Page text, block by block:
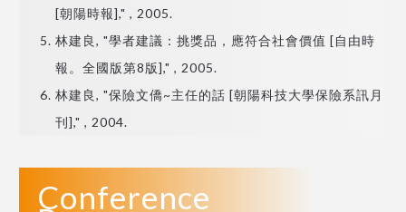
[朝陽時報]," , 2005.
林建良, "學者建議：挑獎品，應符合社會價值 [自由時
報。全國版第8版]," , 2005.
林建良, "保險文僑~主任的話 [朝陽科技大學保險系訊月
刊]," , 2004.
Conference